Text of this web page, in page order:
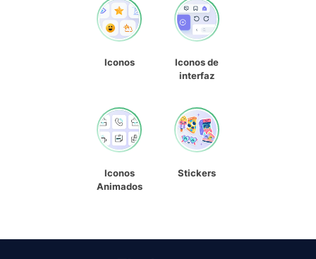
Iconos
Iconos de
interfaz
Iconos
Animados
Stickers